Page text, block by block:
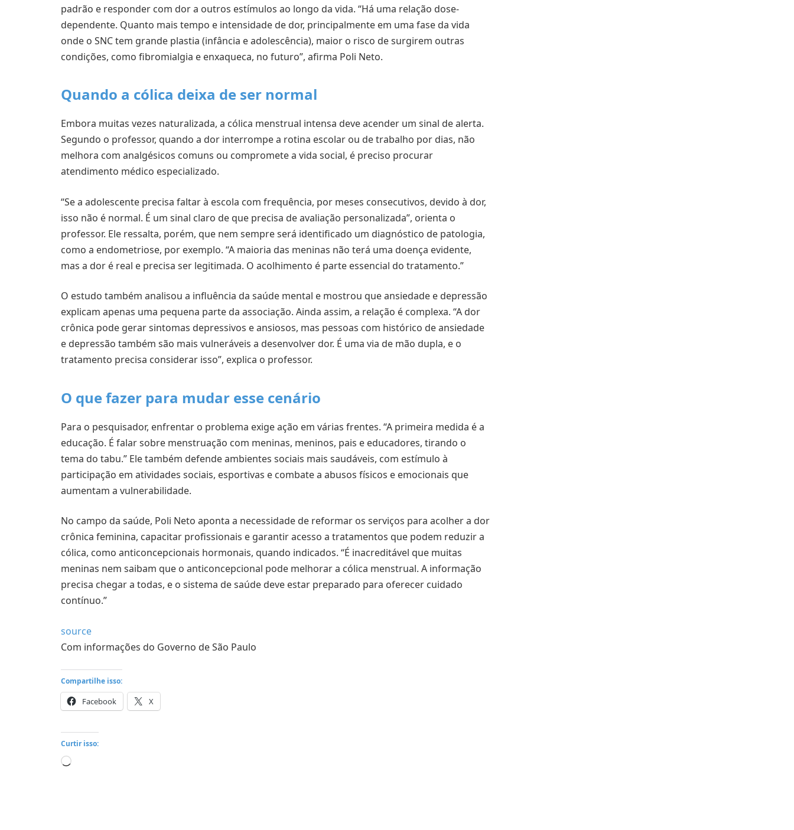
padrão e responder com dor a outros estímulos ao longo da vida. “Há uma relação dose-
dependente. Quanto mais tempo e intensidade de dor, principalmente em uma fase da vida
onde o SNC tem grande plastia (infância e adolescência), maior o risco de surgirem outras
condições, como fibromialgia e enxaqueca, no futuro”, afirma Poli Neto.
Quando a cólica deixa de ser normal
Embora muitas vezes naturalizada, a cólica menstrual intensa deve acender um sinal de alerta.
Segundo o professor, quando a dor interrompe a rotina escolar ou de trabalho por dias, não
melhora com analgésicos comuns ou compromete a vida social, é preciso procurar
atendimento médico especializado.
“Se a adolescente precisa faltar à escola com frequência, por meses consecutivos, devido à dor,
isso não é normal. É um sinal claro de que precisa de avaliação personalizada”, orienta o
professor. Ele ressalta, porém, que nem sempre será identificado um diagnóstico de patologia,
como a endometriose, por exemplo. “A maioria das meninas não terá uma doença evidente,
mas a dor é real e precisa ser legitimada. O acolhimento é parte essencial do tratamento.”
O estudo também analisou a influência da saúde mental e mostrou que ansiedade e depressão
explicam apenas uma pequena parte da associação. Ainda assim, a relação é complexa. “A dor
crônica pode gerar sintomas depressivos e ansiosos, mas pessoas com histórico de ansiedade
e depressão também são mais vulneráveis a desenvolver dor. É uma via de mão dupla, e o
tratamento precisa considerar isso”, explica o professor.
O que fazer para mudar esse cenário
Para o pesquisador, enfrentar o problema exige ação em várias frentes. “A primeira medida é a
educação. É falar sobre menstruação com meninas, meninos, pais e educadores, tirando o
tema do tabu.” Ele também defende ambientes sociais mais saudáveis, com estímulo à
participação em atividades sociais, esportivas e combate a abusos físicos e emocionais que
aumentam a vulnerabilidade.
No campo da saúde, Poli Neto aponta a necessidade de reformar os serviços para acolher a dor
crônica feminina, capacitar profissionais e garantir acesso a tratamentos que podem reduzir a
cólica, como anticoncepcionais hormonais, quando indicados. “É inacreditável que muitas
meninas nem saibam que o anticoncepcional pode melhorar a cólica menstrual. A informação
precisa chegar a todas, e o sistema de saúde deve estar preparado para oferecer cuidado
contínuo.”
source
Com informações do Governo de São Paulo
Compartilhe isso:
Facebook X
Curtir isso:
Carregando...